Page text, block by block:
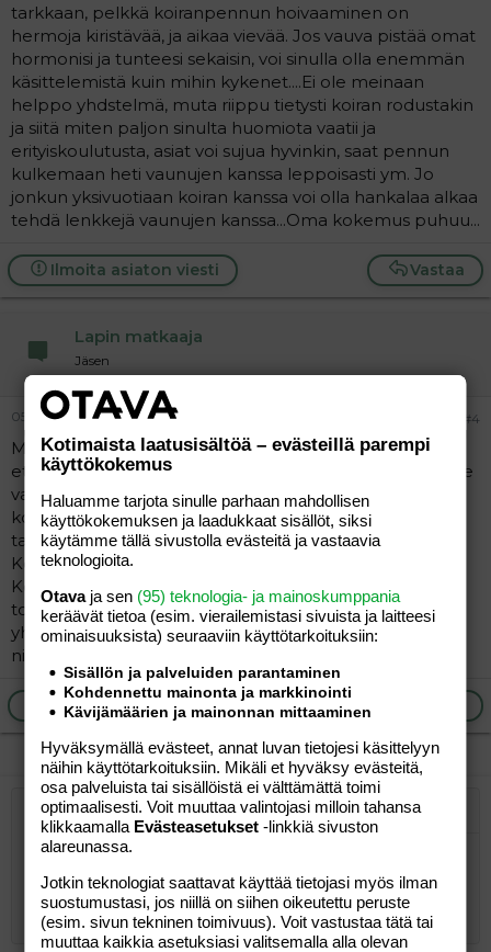
tarkkaan, pelkkä koiranpennun hoivaaminen on
hermoja kiristävää, ja aikaa vievää. Jos vauva pistää omat
hormonisi ja tunteesi sekaisin, voi sinulla olla enemmän
käsittelemistä kuin mihin kykenet....Ei ole meinaan
helppo yhdstelmä, muta riippu tietysti koiran rodustakin
ja siitä miten paljon sinulta huomiota vaatii ja
erityiskoulutusta, asiat voi sujua hyvinkin, saat pennun
kulkemaan heti vaunujen kanssa leppoisasti ym. Jo
jonkun yksivuotiaan koiran kanssa voi olla hankalaa alkaa
tehdä lenkkejä vaunujen kanssa...Oma kokemus puhuu...
Vastaa
Ilmoita asiaton viesti
Lapin matkaaja
Jäsen
05.02.2006 #4
Minulla on 3 koiraa ja ihan kokemuksesta voin sanoa,
että koiranpennun ottaminen on muutakin kuin, että se
vaan otetaan. Mukana tulee pennun kakkojen/pissojen
korjaaminen, sisäsiistiksi opettaminen ja muun
tapakoulutuksen antaminen, aktivointi/leikki ja ulkoilu.
Koiranpennussa on ihan uskomaton määrä hommaa.
Koira vaatii tekemistä pennusta alkaen ja kannattaa
todella miettiä jaksaako itse täysipainoisesti "kahta lasta
yhtä aikaa". Jos antaa koiralle vain puolinaisesti oppeja
niin ojassa ollaan.
Ilmoita asiaton viesti
Lihavoitu
Kursivoitu
Laajennettuun editoriin…
Lista
Järjestetty lista
Suurenna sisennystä
Pienennä sisennystä
Laajennettuun editoriin…
Lisää hyperlinkki
Lisää kuva
HymiötLaajennettuun
Kumoa
9
10
12
Book Antiqua
Courier New
Tasaa vasemmalle
Keskitä
Tasaa oikealle
Normal
Heading 1
Heading 2
Poista luonnos
Kirjoita vastaus...
Kotimaista laatusisältöä – evästeillä parempi
käyttökokemus
Haluamme tarjota sinulle parhaan mahdollisen
käyttökokemuksen ja laadukkaat sisällöt, siksi
käytämme tällä sivustolla evästeitä ja vastaavia
teknologioita.
Otavaja sen (95) teknologia- ja mainoskumppania
keräävät tietoa (esim. vierailemis­tasi sivuista ja laitteesi
ominaisuuk­sista) seuraaviin käyttötarkoituksiin:
Sisällön ja palveluiden parantaminen
Kohdennettu mainonta ja markkinointi
Kävijämäärien ja mainonnan mittaaminen
Hyväksymällä evästeet, annat luvan tietojesi käsittelyyn
näihin käyttötarkoituksiin. Mikäli et hyväksy evästeitä,
osa palveluista tai sisällöistä ei välttämättä toimi
optimaalisesti. Voit muuttaa valintojasi milloin tahansa
klikkaamalla Evästeasetukset -linkkiä sivuston
alareunassa.
Jotkin teknologiat saattavat käyttää tietojasi myös ilman
suostumustasi, jos niillä on siihen oikeutettu peruste
(esim. sivun tekninen toimivuus). Voit vastustaa tätä tai
muuttaa kaikkia asetuksiasi valitsemalla alla olevan